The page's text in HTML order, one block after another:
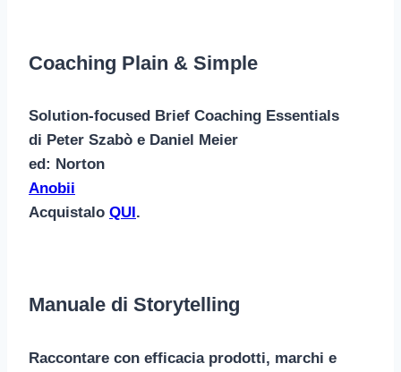
Coaching Plain & Simple
Solution-focused Brief Coaching Essentials
di Peter Szabò e Daniel Meier
ed: Norton
Anobii
Acquistalo QUI.
Manuale di Storytelling
Raccontare con efficacia prodotti, marchi e